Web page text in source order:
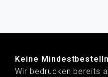
Keine
Wir bedrucken bereits